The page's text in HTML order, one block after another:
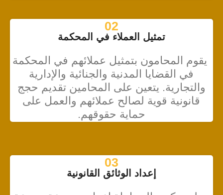
02
تمثيل العملاء في المحكمة
يقوم المحامون بتمثيل عملائهم في المحكمة
في القضايا المدنية والجنائية والإدارية
والتجارية. يتعين على المحامين تقديم حجج
قانونية قوية لصالح عملائهم والعمل على
حماية حقوقهم.
03
إعداد الوثائق القانونية